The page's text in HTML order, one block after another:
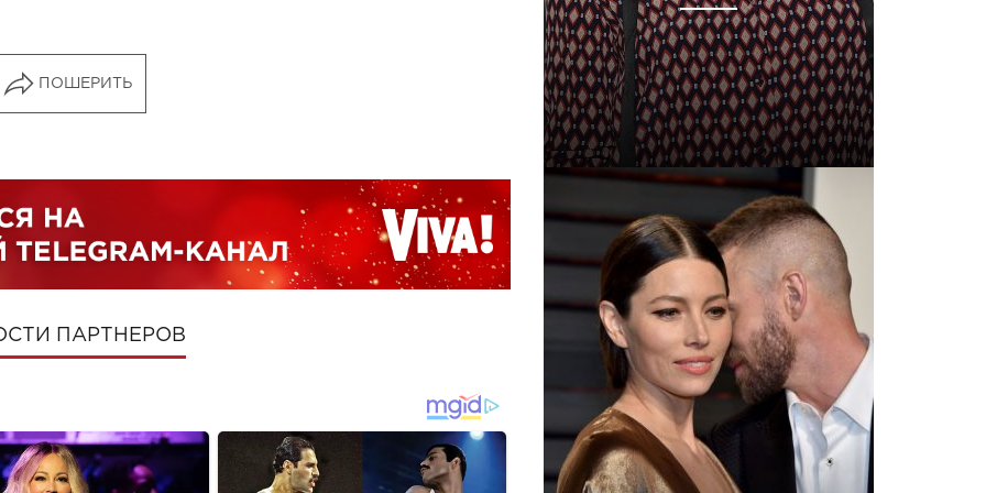
ПОШЕРИТЬ
ПАРТНЕРОВ